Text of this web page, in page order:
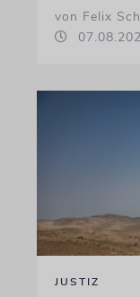
von Felix
JUSTIZ